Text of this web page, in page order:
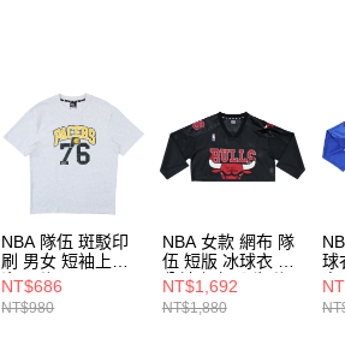
結果請求用戶進行身份認證。
５．嚴禁一人註冊多個帳號或使用他人資訊註冊。若
形，恩沛科技股份有限公司將有權停止該用戶之使用
動。
NBA 隊伍 斑駁印
刷 男女 短袖上衣
溜馬隊
3625104211
NT$686
NT$980
NBA 女款 網布 隊
伍 短版 冰球衣 五
分袖上衣 公牛隊
3552100520
NT$1,692
NT$1,880
球
克